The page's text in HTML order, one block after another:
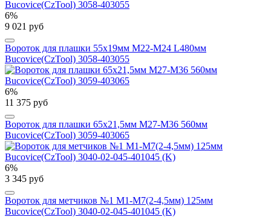
6%
9 021 руб
Вороток для плашки 55х19мм М22-М24 L480мм
Bucovice(CzTool) 3058-403055
6%
11 375 руб
Вороток для плашки 65х21,5мм М27-М36 560мм
Bucovice(CzTool) 3059-403065
6%
3 345 руб
Вороток для метчиков №1 M1-M7(2-4,5мм) 125мм
Bucovice(CzTool) 3040-02-045-401045 (K)